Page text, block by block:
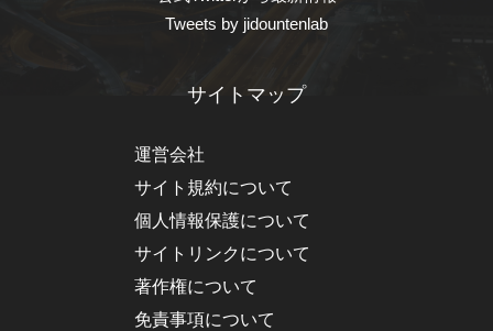
Tweets by jidountenlab
サイトマップ
運営会社
サイト規約について
個人情報保護について
サイトリンクについて
著作権について
免責事項について